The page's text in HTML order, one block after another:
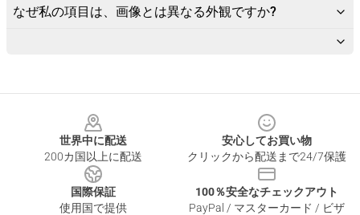
なぜ私の項目は、画像とは異なる外観ですか?
世界中に配送
200カ国以上に配送
安心してお買い物
クリックから配送まで24/7保護
国際保証
使用国で提供
100％安全なチェックアウト
PayPal / マスターカード / ビザ